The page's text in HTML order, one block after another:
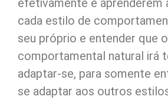
efetivamente é aprenderem
cada estilo de
seu próprio e entender que
comportamental natural irá
adaptar-se, para somente
se adaptar aos outros